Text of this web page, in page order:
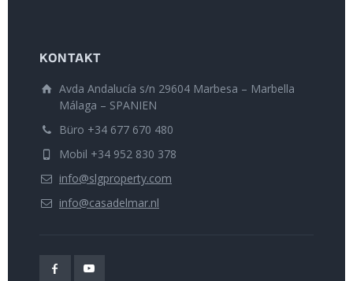
KONTAKT
Avda Andalucía s/n 29604 Marbesa – Marbella
Málaga – SPANIEN
Büro +34 677 670 480
Mobil +34 952 830 378
info@slgproperty.com
info@casadelmar.nl